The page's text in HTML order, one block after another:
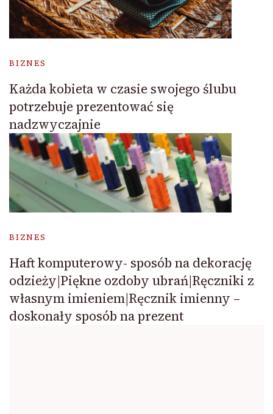
BIZNES
Każda kobieta w czasie swojego ślubu
potrzebuje prezentować się
nadzwyczajnie
BIZNES
Haft komputerowy- sposób na dekorację
odzieży|Piękne ozdoby ubrań|Ręczniki z
własnym imieniem|Ręcznik imienny –
doskonały sposób na prezent